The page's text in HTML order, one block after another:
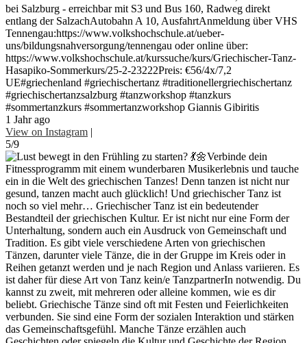
bei Salzburg - erreichbar mit S3 und Bus 160, Radweg direkt
entlang der SalzachAutobahn A 10, AusfahrtAnmeldung über VHS
Tennengau:https://www.volkshochschule.at/ueber-
uns/bildungsnahversorgung/tennengau oder online über:
https://www.volkshochschule.at/kurssuche/kurs/Griechischer-Tanz-
Hasapiko-Sommerkurs/25-2-23222Preis: €56/4x/7,2
UE#griechenland #griechischertanz #traditionellergriechischertanz
#griechischertanzsalzburg #tanzworkshop #tanzkurs
#sommertanzkurs #sommertanzworkshop Giannis Gibiritis
1 Jahr ago
View on Instagram |
5/9